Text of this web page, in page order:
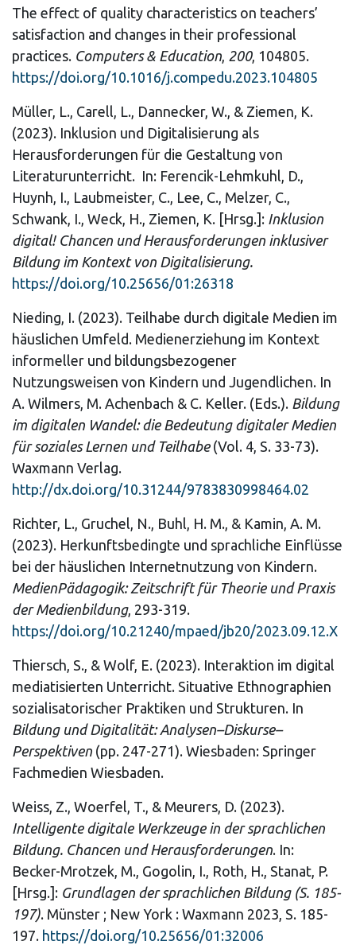
The effect of quality characteristics on teachers’
satisfaction and changes in their professional
practices. Computers & Education, 200, 104805.
https://doi.org/10.1016/j.compedu.2023.104805
Müller, L., Carell, L., Dannecker, W., & Ziemen, K.
(2023). Inklusion und Digitalisierung als
Herausforderungen für die Gestaltung von
Literaturunterricht. In: Ferencik-Lehmkuhl, D.,
Huynh, I., Laubmeister, C., Lee, C., Melzer, C.,
Schwank, I., Weck, H., Ziemen, K. [Hrsg.]: Inklusion
digital! Chancen und Herausforderungen inklusiver
Bildung im Kontext von Digitalisierung.
https://doi.org/10.25656/01:26318
Nieding, I. (2023). Teilhabe durch digitale Medien im
häuslichen Umfeld. Medienerziehung im Kontext
informeller und bildungsbezogener
Nutzungsweisen von Kindern und Jugendlichen. In
A. Wilmers, M. Achenbach & C. Keller. (Eds.). Bildung
im digitalen Wandel: die Bedeutung digitaler Medien
für soziales Lernen und Teilhabe(Vol. 4, S. 33-73).
Waxmann Verlag.
http://dx.doi.org/10.31244/9783830998464.02
Richter, L., Gruchel, N., Buhl, H. M., & Kamin, A. M.
(2023). Herkunftsbedingte und sprachliche Einflüsse
bei der häuslichen Internetnutzung von Kindern.
MedienPädagogik: Zeitschrift für Theorie und Praxis
der Medienbildung, 293-319.
https://doi.org/10.21240/mpaed/jb20/2023.09.12.X
Thiersch, S., & Wolf, E. (2023). Interaktion im digital
mediatisierten Unterricht. Situative Ethnographien
sozialisatorischer Praktiken und Strukturen. In
Bildung und Digitalität: Analysen–Diskurse–
Perspektiven (pp. 247-271). Wiesbaden: Springer
Fachmedien Wiesbaden.
Weiss, Z., Woerfel, T., & Meurers, D. (2023).
Intelligente digitale Werkzeuge in der sprachlichen
Bildung. Chancen und Herausforderungen. In:
Becker-Mrotzek, M., Gogolin, I., Roth, H., Stanat, P.
[Hrsg.]: Grundlagen der sprachlichen Bildung (S. 185-
197). Münster ; New York : Waxmann 2023, S. 185-
197. https://doi.org/10.25656/01:32006